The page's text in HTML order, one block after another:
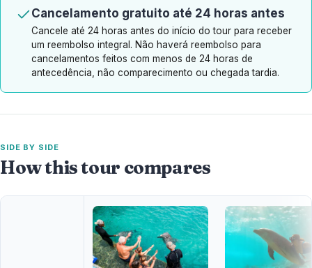
Cancelamento gratuito até 24 horas antes
Cancele até 24 horas antes do início do tour para receber
um reembolso integral. Não haverá reembolso para
cancelamentos feitos com menos de 24 horas de
antecedência, não comparecimento ou chegada tardia.
SIDE BY SIDE
How this tour compares